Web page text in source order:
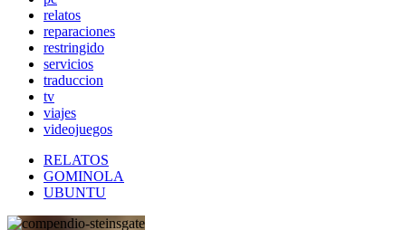
relatos
reparaciones
restringido
servicios
traduccion
tv
viajes
videojuegos
RELATOS
GOMINOLA
UBUNTU